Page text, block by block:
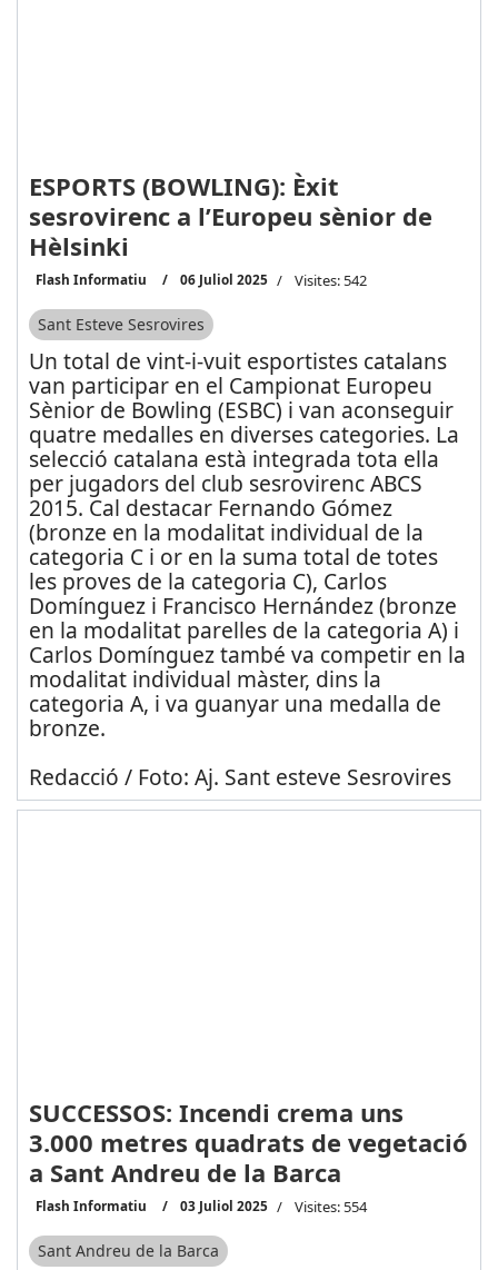
ESPORTS (BOWLING): Èxit
sesrovirenc a l’Europeu sènior de
Hèlsinki
Flash Informatiu 06 Juliol 2025 Visites: 542
Sant Esteve Sesrovires
Un total de vint-i-vuit esportistes catalans
van participar en el Campionat Europeu
Sènior de Bowling (ESBC) i van aconseguir
quatre medalles en diverses categories. La
selecció catalana està integrada tota ella
per jugadors del club sesrovirenc ABCS
2015. Cal destacar Fernando Gómez
(bronze en la modalitat individual de la
categoria C i or en la suma total de totes
les proves de la categoria C), Carlos
Domínguez i Francisco Hernández (bronze
en la modalitat parelles de la categoria A) i
Carlos Domínguez també va competir en la
modalitat individual màster, dins la
categoria A, i va guanyar una medalla de
bronze.
Redacció / Foto: Aj. Sant esteve Sesrovires
SUCCESSOS: Incendi crema uns
3.000 metres quadrats de vegetació
a Sant Andreu de la Barca
Flash Informatiu 03 Juliol 2025 Visites: 554
Sant Andreu de la Barca